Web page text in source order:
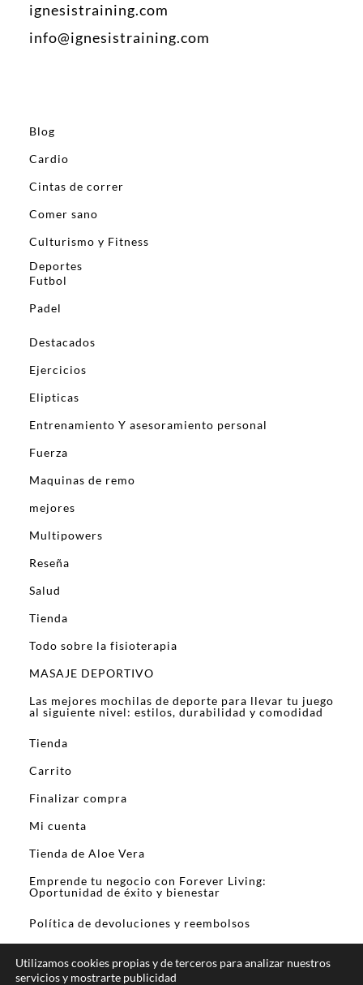
ignesistraining.com
info@ignesistraining.com
Blog
Cardio
Cintas de correr
Comer sano
Culturismo y Fitness
Deportes
Futbol
Padel
Destacados
Ejercicios
Elipticas
Entrenamiento Y asesoramiento personal
Fuerza
Maquinas de remo
mejores
Multipowers
Reseña
Salud
Tienda
Todo sobre la fisioterapia
MASAJE DEPORTIVO
Las mejores mochilas de deporte para llevar tu juego
al siguiente nivel: estilos, durabilidad y comodidad
Tienda
Carrito
Finalizar compra
Mi cuenta
Tienda de Aloe Vera
Emprende tu negocio con Forever Living:
Oportunidad de éxito y bienestar
Política de devoluciones y reembolsos
Utilizamos cookies propias y de terceros para analizar nuestros
servicios y mostrarte publicidad